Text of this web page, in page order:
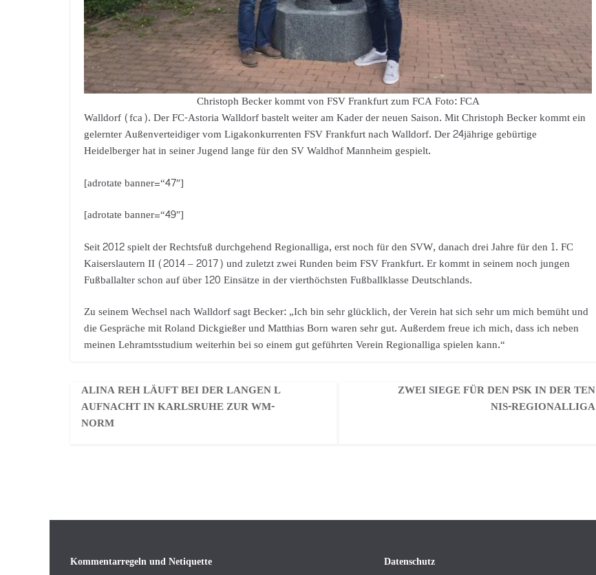
Christoph Becker kommt von FSV Frankfurt zum FCA Foto: FCA
Walldorf (fca). Der FC-Astoria Walldorf bastelt weiter am Kader der neuen Saison. Mit Christoph Becker kommt ein
gelernter Außenverteidiger vom Ligakonkurrenten FSV Frankfurt nach Walldorf. Der 24jährige gebürtige
Heidelberger hat in seiner Jugend lange für den SV Waldhof Mannheim gespielt.
[adrotate banner=“47″]
[adrotate banner=“49″]
Seit 2012 spielt der Rechtsfuß durchgehend Regionalliga, erst noch für den SVW, danach drei Jahre für den 1. FC
Kaiserslautern II (2014 – 2017) und zuletzt zwei Runden beim FSV Frankfurt. Er kommt in seinem noch jungen
Fußballalter schon auf über 120 Einsätze in der vierthöchsten Fußballklasse Deutschlands.
Zu seinem Wechsel nach Walldorf sagt Becker: „Ich bin sehr glücklich, der Verein hat sich sehr um mich bemüht und
die Gespräche mit Roland Dickgießer und Matthias Born waren sehr gut. Außerdem freue ich mich, dass ich neben
meinen Lehramtsstudium weiterhin bei so einem gut geführten Verein Regionalliga spielen kann.“
ALINA REH LÄUFT BEI DER LANGEN L
AUFNACHT IN KARLSRUHE ZUR WM-
NORM
ZWEI SIEGE FÜR DEN PSK IN DER TEN
NIS-REGIONALLIGA
Kommentarregeln und Netiquette Datenschutz